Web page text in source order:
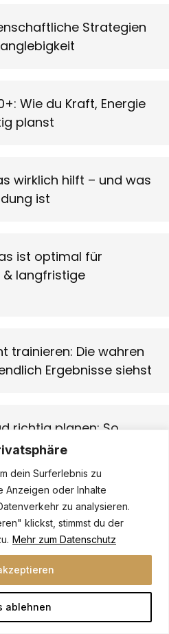
dein Surferlebnis zu
Anzeigen oder Inhalte
zu analysieren.
klickst, stimmst du der
Mehr zum Datenschutz
ablehnen
Strategien
Wie du Kraft, Energie
planst
wirklich hilft – und was
ist
ist optimal für
& langfristige
trainieren: Die wahren
Ergebnisse siehst
richtig planen: So
Muskelaufbau &
Old-School-
zu maximalem